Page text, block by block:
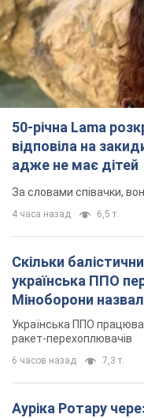
50-річна Lama
відповіла на
адже не має дітей
За словами співачки,
4 часа назад 6,5 т.
Скільки
українська ППО
Міноборони
Українська ППО
ракет-перехоплювачів
6 часов назад 7,3 т.
Ауріка Ротару